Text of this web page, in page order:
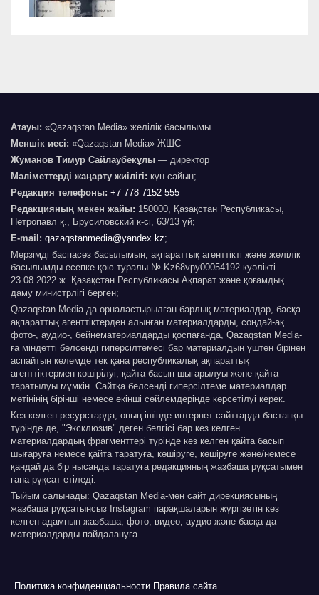
Атауы: «Qazaqstan Media» желілік басылымы
Меншік иесі: «Qazaqstan Media» ЖШС
Жуманов Тимур Сайлаубекұлы — директор
Мәліметтерді жаңарту жиілігі: күн сайын;
Редакция телефоны: +7 778 7152 555
Редакцияның мекен жайы: 150000, Қазақстан Республикасы,
Петропавл қ., Брусиловский к-сі, 63/13 үй;
E-mail: qazaqstanmedia@yandex.kz;
Мерзімді баспасөз басылымын, ақпараттық агенттікті және желілік
басылымды есепке қою туралы № Kz68vpy00054192 куәлікті
23.08.2022 ж. Қазақстан Республикасы Ақпарат және қоғамдық
даму министрлігі берген;
Qazaqstan Media-да орналастырылған барлық материалдар, басқа
ақпараттық агенттіктерден алынған материалдарды, сондай-ақ
фото-, аудио-, бейнематериалдарды қоспағанда, Qazaqstan Media-
ға міндетті белсенді гиперсілтемесі бар материалдың үштен бірінен
аспайтын көлемде тек қана республикалық ақпараттық
агенттіктермен көшірілуі, қайта басып шығарылуы және қайта
таратылуы мүмкін. Сайтқа белсенді гиперсілтеме материалдар
мәтінінің бірінші немесе екінші сөйлемдерінде көрсетілуі керек.
Кез келген ресурстарда, оның ішінде интернет-сайттарда бастапқы
түрінде де, "Эксклюзив" деген белгісі бар кез келген
материалдардың фрагменттері түрінде кез келген қайта басып
шығаруға немесе қайта таратуға, көшіруге, көшіруге және/немесе
қандай да бір нысанда таратуға редакцияның жазбаша рұқсатымен
ғана рұқсат етіледі.
Тыйым салынады: Qazaqstan Media-мен сайт дирекциясының
жазбаша рұқсатынсыз Instagram парақшаларын жүргізетін кез
келген адамның жазбаша, фото, видео, аудио және басқа да
материалдарды пайдалануға.
Политика конфиденциальности Правила сайта